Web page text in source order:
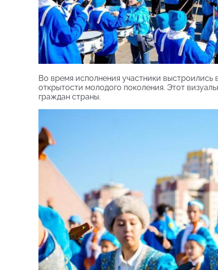
Во время исполнения участники
открытости молодого поколения. Этот
граждан страны.